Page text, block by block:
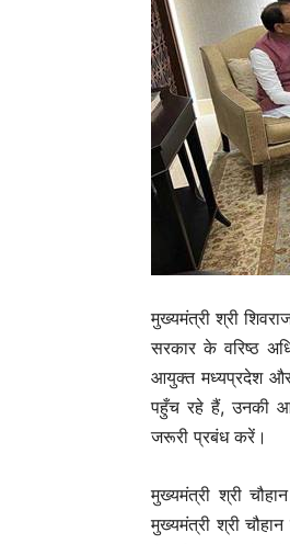
मुख्यमंत्री श्री
सरकार के वरिष्ठ
आयुक्त मध्यप्रदेश और
पहुँच रहे हैं, उनकी
जरूरी प्रबंध करें।
मुख्यमंत्री श्री
मुख्यमंत्री श्री